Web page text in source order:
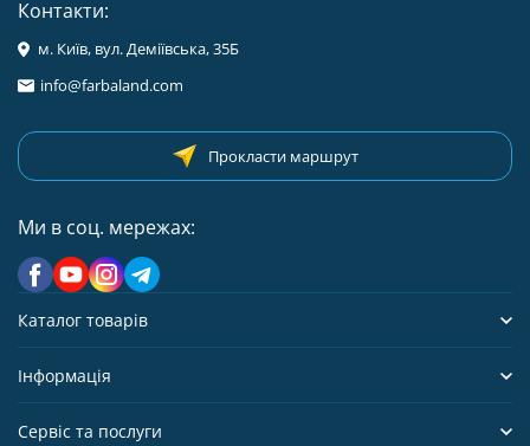
Контакти:
м. Київ, вул. Деміївська, 35Б
info@farbaland.com
Прокласти маршрут
Ми в соц. мережах:
Каталог товарів
Інформація
Сервіс та послуги